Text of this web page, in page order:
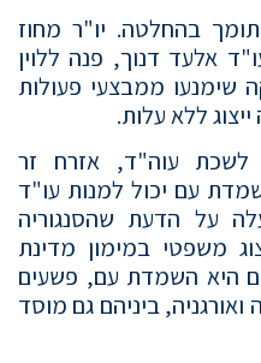
בהחלטה. יו"ר מחוז
אלעד דנוך, פנה ללוין
שימנעו ממבצעי פעולות
ללא עלות.
לשכת עוה"ד, אזרח זר
עם יכול למנות עו"ד
על הדעת שהסנגוריה
משפטי במימון מדינת
היא השמדת עם, פשעים
ביניהם גם מוסד